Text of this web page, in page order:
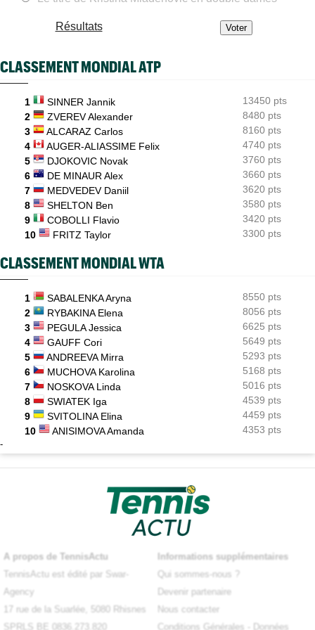
ATP - Cincinnati
Comme Carlos Alcaraz, Holger Rune a renoncé à Cincinnati
Rybakina, Andreeva, Osaka, Gauff... horaires et diffusion TV
Jelena Ostapenko dénonce les messages d'insultes et de
menaces
Résultats
CLASSEMENT MONDIAL ATP
1 SINNER Jannik
13450 pts
2
ZVEREV Alexander
8480 pts
3
ALCARAZ Carlos
8160 pts
4
AUGER-ALIASSIME Felix
4740 pts
5
DJOKOVIC Novak
3760 pts
6
DE MINAUR Alex
3660 pts
7
MEDVEDEV Daniil
3620 pts
8
SHELTON Ben
3580 pts
9
COBOLLI Flavio
3420 pts
10
FRITZ Taylor 3300 pts
CLASSEMENT MONDIAL WTA
1 SABALENKA Aryna
8550 pts
2
RYBAKINA Elena
8056 pts
3
PEGULA Jessica
6625 pts
4
GAUFF Cori
5649 pts
5
ANDREEVA Mirra
5293 pts
6
MUCHOVA Karolina
5168 pts
7
NOSKOVA Linda
5016 pts
8
SWIATEK Iga
4539 pts
9
SVITOLINA Elina
4459 pts
10
ANISIMOVA Amanda 4353 pts
-
A propos de TennisActu
TennisActu est édité par Swar-
Agency
17 rue de la Suarlée, 5080 Rhisnes
SPRLS BE 0836.273.820
Informations supplémentaires
Qui sommes-nous ?
Devenir partenaire
Nous contacter
Conditions Générales
Données